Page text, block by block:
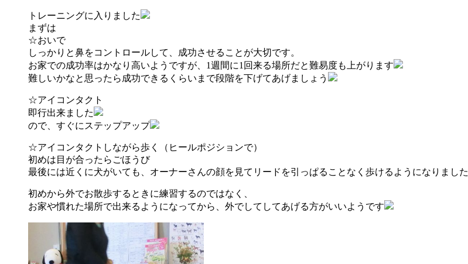
トレーニングに入りました
まずは
☆おいで
しっかりと鼻をコントロールして、成功させることが大切です。
お家での成功率はかなり高いようですが、1週間に1回来る場所だと難易度も上がります
難しいかなと思ったら成功できるくらいまで段階を下げてあげましょう
☆アイコンタクト
即行出来ました
ので、すぐにステップアップ
☆アイコンタクトしながら歩く（ヒールポジションで）
初めは目が合ったらごほうび
最後には近くに犬がいても、オーナーさんの顔を見てリードを引っぱることなく歩けるようになりました
初めから外でお散歩するときに練習するのではなく、
お家や慣れた場所で出来るようになってから、外でしてしてあげる方がいいようです